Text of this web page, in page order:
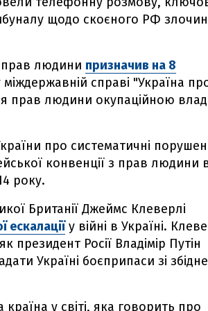
щодо скоєного РФ
прав людини призначив на 8
справі "Україна
прав людини окупаційною
про систематичні
конвенції з прав людини
року.
Британії Джеймс Клеверлі
ескалаціїу війні в Україні.
президент Росії Владімір Путін
Україні боєприпаси зі
у світі, яка говорить про